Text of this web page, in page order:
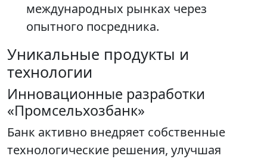
международных рынках через
опытного посредника.
Уникальные продукты и
технологии
Инновационные разработки
«Промсельхозбанк»
Банк активно внедряет собственные
технологические решения, улучшая